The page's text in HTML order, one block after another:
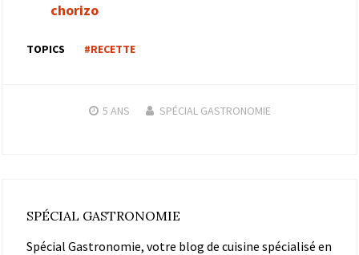
chorizo
TOPICS #RECETTE
5 ANS SPÉCIAL GASTRONOMIE
SPÉCIAL GASTRONOMIE
Spécial Gastronomie, votre blog de cuisine spécialisé en